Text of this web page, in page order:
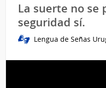
La suerte no se
seguridad sí.
Lengua de Señas